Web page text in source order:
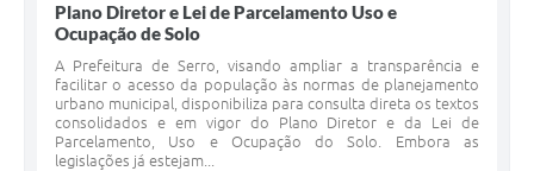
Plano Diretor e Lei de Parcelamento Uso e
Ocupação de Solo
A Prefeitura de Serro, visando ampliar a transparência e
facilitar o acesso da população às normas de planejamento
urbano municipal, disponibiliza para consulta direta os textos
consolidados e em vigor do Plano Diretor e da Lei de
Parcelamento, Uso e Ocupação do Solo. Embora as
legislações já estejam...